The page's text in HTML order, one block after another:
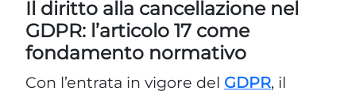
Il diritto alla cancellazione nel
GDPR: l’articolo 17 come
fondamento normativo
Con l’entrata in vigore del GDPR, il